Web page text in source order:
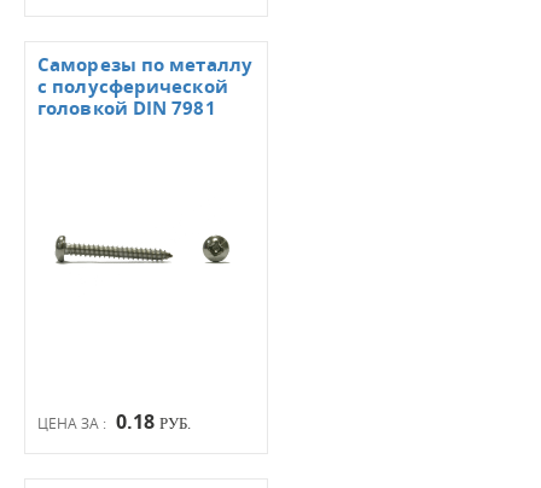
ЦЕНА ЗА : 0.18 РУБ.
Саморезы по металлу
с полусферической
головкой DIN 7981